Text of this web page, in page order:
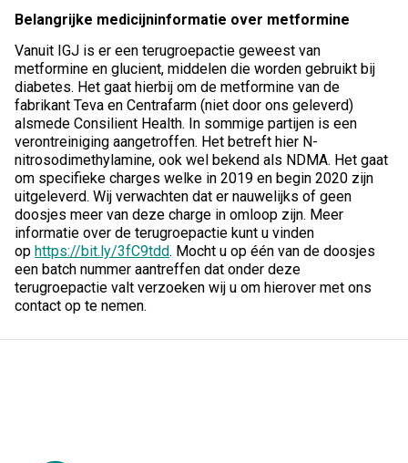
Belangrijke medicijninformatie over metformine
Vanuit IGJ is er een terugroepactie geweest van
metformine en glucient, middelen die worden gebruikt bij
diabetes. Het gaat hierbij om de metformine van de
fabrikant Teva en Centrafarm (niet door ons geleverd)
alsmede Consilient Health. In sommige partijen is een
verontreiniging aangetroffen. Het betreft hier N-
nitrosodimethylamine, ook wel bekend als NDMA. Het gaat
om specifieke charges welke in 2019 en begin 2020 zijn
uitgeleverd. Wij verwachten dat er nauwelijks of geen
doosjes meer van deze charge in omloop zijn. Meer
informatie over de terugroepactie kunt u vinden
op https://bit.ly/3fC9tdd. Mocht u op één van de doosjes
een batch nummer aantreffen dat onder deze
terugroepactie valt verzoeken wij u om hierover met ons
contact op te nemen.